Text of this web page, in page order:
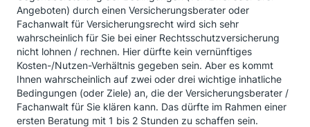
Angeboten) durch einen Versicherungsberater oder
Fachanwalt für Versicherungsrecht wird sich sehr
wahrscheinlich für Sie bei einer Rechtsschutzversicherung
nicht lohnen / rechnen. Hier dürfte kein vernünftiges
Kosten-/Nutzen-Verhältnis gegeben sein. Aber es kommt
Ihnen wahrscheinlich auf zwei oder drei wichtige inhatliche
Bedingungen (oder Ziele) an, die der Versicherungsberater /
Fachanwalt für Sie klären kann. Das dürfte im Rahmen einer
ersten Beratung mit 1 bis 2 Stunden zu schaffen sein.